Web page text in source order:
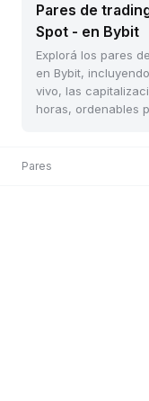
Pares de
Spot - en Bybit
Explorá los pares
en Bybit,
vivo, las
horas, ordenables
Pares